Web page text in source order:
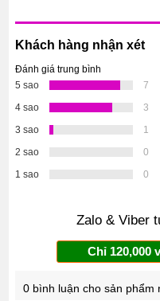
Khách hàng nhận xét
Đánh giá trung bình
5 sao
7
4 sao
3
3 sao
1
2 sao
0
1 sao
0
Zalo & Viber
Chỉ 120,000
0 bình luận cho sản phẩm